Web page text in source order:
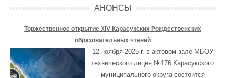
АНОНСЫ
Торжественное открытие XIV Карасукских Рождественских
образовательных чтений
12 ноября 2025 г. в актовом зале МБОУ
технического лицея №176 Карасукского
муниципального округа состоится